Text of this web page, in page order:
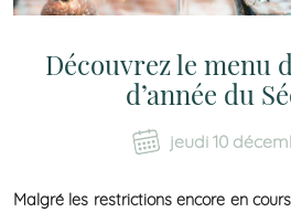
Découvrez le menu
d’année du
jeudi 10
Malgré les restrictions encore en